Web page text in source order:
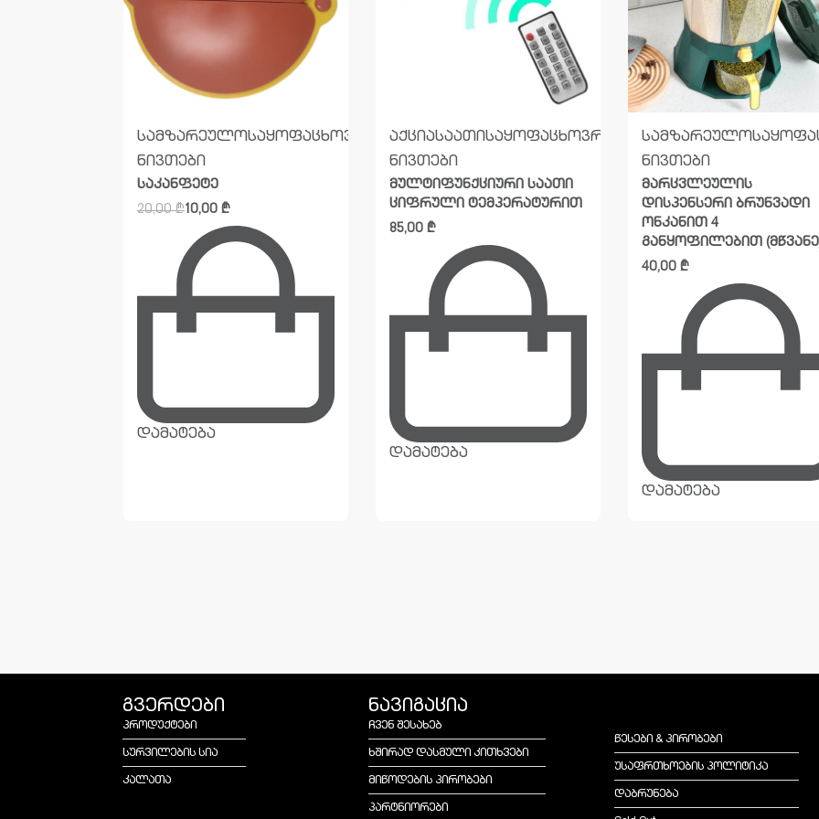
საყოფაცხოვრებოსამზარეულოსაყოფაცხოვრებო
ნივთები
საკანფეტე
20,00₾10,00 ₾
დამატება
აქციასაათისაყოფაცხოვრებო
ნივთები
მულტიფუნქციური საათი
ციფრული ტემპერატურით
85,00₾
დამატება
სამზარეულო
ნივთები
მარცვლეულის
დისპენსერი ბრუნვადი
ონკანით 4
განყოფილებით
40,00₾
დამატება
გვერდები
პროდუქტები
სურვილების სია
კალათა
ნავიგაცია
ჩვენ შესახებ
ხშირად დასმული კითხვები
მიწოდების პირობები
პარტნიორები
წესები & პირობები
უსაფრთხოების პოლიტიკა
დაბრუნება